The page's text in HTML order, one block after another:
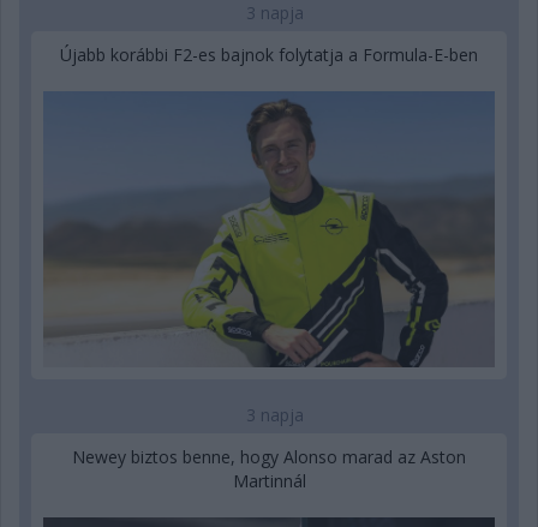
3 napja
Újabb korábbi F2-es bajnok folytatja a Formula-E-ben
3 napja
Newey biztos benne, hogy Alonso marad az Aston
Martinnál